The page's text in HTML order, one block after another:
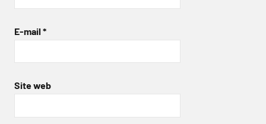
E-mail *
Site web